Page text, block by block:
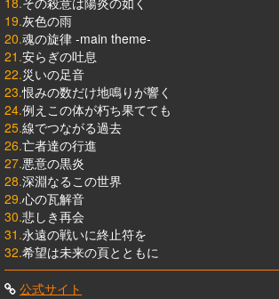
19.灰色の雨
20.魂の旋律 -main theme-
21.安らぎの吐息
22.災いの足音
23.恨みの数だけ地鳴りが響く
24.例えこの体が朽ち果てても
25.線でつながる過去
26.亡者達の行進
27.悪意の黒炎
28.深淵なるこの世界
29.心の瓦解音
30.悲しき再会
31.永遠の戦いに終止符を
32.希望は未来の頁とともに
公式サイト